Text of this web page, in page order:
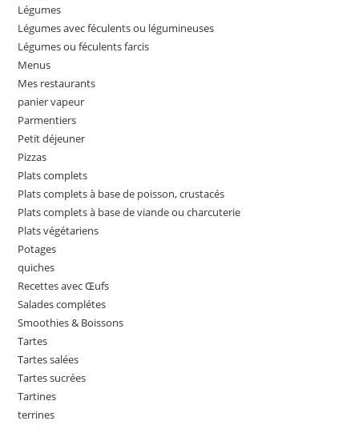
Légumes
Légumes avec féculents ou légumineuses
Légumes ou féculents farcis
Menus
Mes restaurants
panier vapeur
Parmentiers
Petit déjeuner
Pizzas
Plats complets
Plats complets à base de poisson, crustacés
Plats complets à base de viande ou charcuterie
Plats végétariens
Potages
quiches
Recettes avec Œufs
Salades complétes
Smoothies & Boissons
Tartes
Tartes salées
Tartes sucrées
Tartines
terrines